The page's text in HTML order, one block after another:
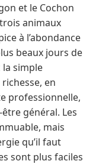
et le Cochon
animaux
à l’abondance
beaux jours de
simple
en
professionnelle,
général. Les
mais
qu’il faut
sont plus faciles